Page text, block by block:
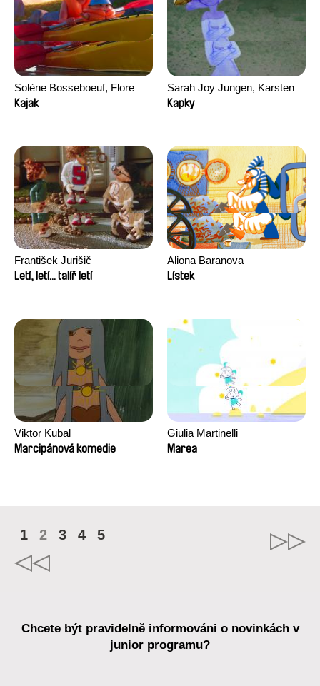
Solène Bosseboeuf, Flore
Dechorgnat, Tiphaine Klein,
Kajak
Sarah Joy Jungen, Karsten
Kjærulf-Hoop
Kapky
František Jurišič
Letí, letí... talíř letí
Aliona Baranova
Lístek
Viktor Kubal
Marcipánová komedie
Giulia Martinelli
Marea
1 2 3 4 5
Chcete být pravidelně informováni o novinkách v
junior programu?